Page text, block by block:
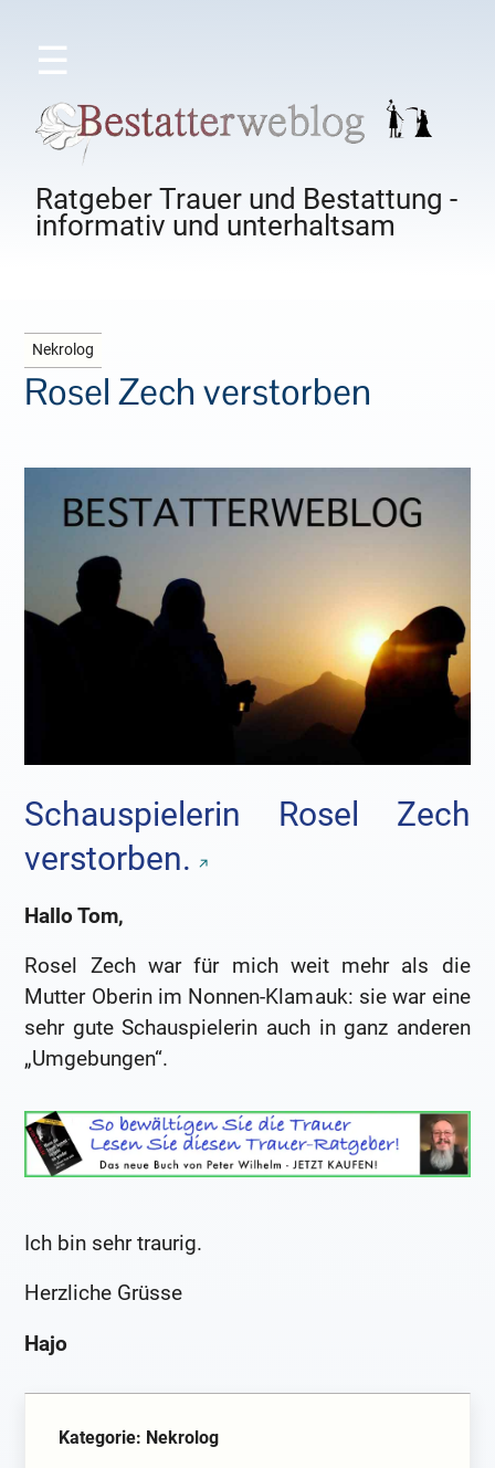
☰
Ratgeber Trauer und Bestattung -
informativ und unterhaltsam
Nekrolog
Rosel Zech verstorben
Schauspielerin Rosel Zech
verstorben.
Hallo Tom,
Rosel Zech war für mich weit mehr als die
Mutter Oberin im Nonnen-Klamauk: sie war eine
sehr gute Schauspielerin auch in ganz anderen
„Umgebungen“.
Ich bin sehr traurig.
Herzliche Grüsse
Hajo
Kategorie: Nekrolog